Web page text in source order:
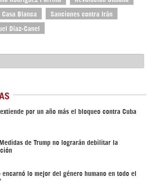
Casa Blanca Sanciones contra Irán
Díaz-Canel
extiende por un año más el bloqueo contra Cuba
de Trump no lograrán debilitar la
encarnó lo mejor del género humano en todo el